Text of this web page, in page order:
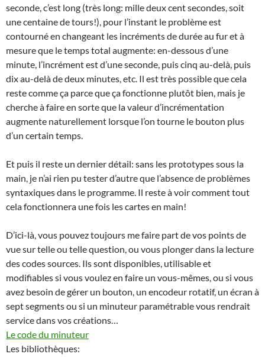
seconde, c’est long (très long: mille deux cent secondes, soit
une centaine de tours!), pour l’instant le problème est
contourné en changeant les incréments de durée au fur et à
mesure que le temps total augmente: en-dessous d’une
minute, l’incrément est d’une seconde, puis cinq au-delà, puis
dix au-delà de deux minutes, etc. Il est très possible que cela
reste comme ça parce que ça fonctionne plutôt bien, mais je
cherche à faire en sorte que la valeur d’incrémentation
augmente naturellement lorsque l’on tourne le bouton plus
d’un certain temps.
Et puis il reste un dernier détail: sans les prototypes sous la
main, je n’ai rien pu tester d’autre que l’absence de problèmes
syntaxiques dans le programme. Il reste à voir comment tout
cela fonctionnera une fois les cartes en main!
D’ici-là, vous pouvez toujours me faire part de vos points de
vue sur telle ou telle question, ou vous plonger dans la lecture
des codes sources. Ils sont disponibles, utilisable et
modifiables si vous voulez en faire un vous-mêmes, ou si vous
avez besoin de gérer un bouton, un encodeur rotatif, un écran à
sept segments ou si un minuteur paramétrable vous rendrait
service dans vos créations…
Le code du minuteur
Les bibliothèques: